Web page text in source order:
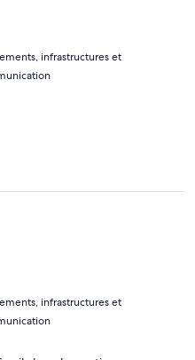
infrastructures et
infrastructures et